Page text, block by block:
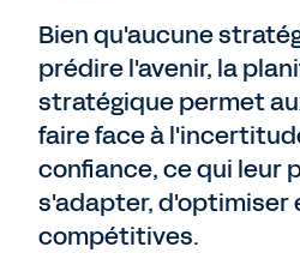
Bien qu'aucune
prédire l'avenir, la
stratégique permet
faire face à
confiance, ce qui leur
s'adapter, d'optimiser
compétitives.